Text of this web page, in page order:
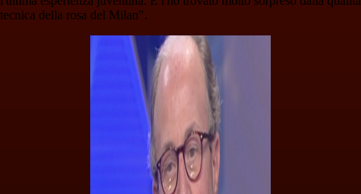
tecnica della rosa del Milan".